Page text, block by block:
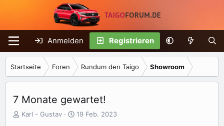
Anmelden Registrieren
Startseite Foren Rundum den Taigo Showroom
7 Monate gewartet!
E
Karl - Gustav
E
19 Feb. 2023